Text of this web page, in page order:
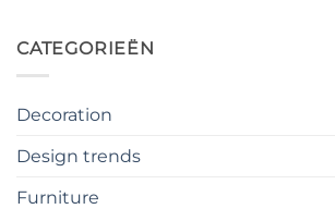
CATEGORIEËN
Decoration
Design trends
Furniture